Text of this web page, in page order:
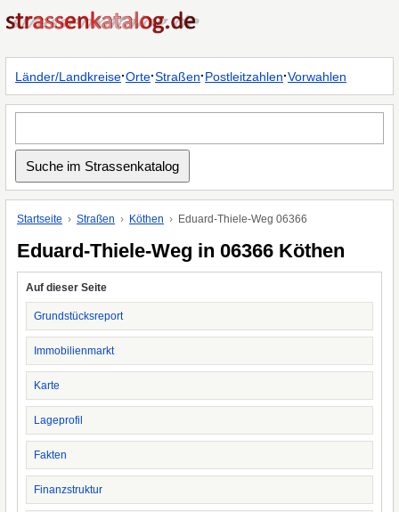
Länder/Landkreise·Orte·Straßen·Postleitzahlen·Vorwahlen
Startseite Straßen Köthen Eduard-Thiele-Weg 06366
Eduard-Thiele-Weg in 06366 Köthen
Auf dieser Seite
Grundstücksreport
Immobilienmarkt
Karte
Lageprofil
Fakten
Finanzstruktur